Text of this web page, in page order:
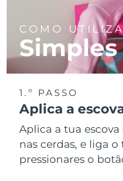
COMO
1.º PASSO
Aplica a
Aplica a tua
nas cerdas, e liga o
pressionares o